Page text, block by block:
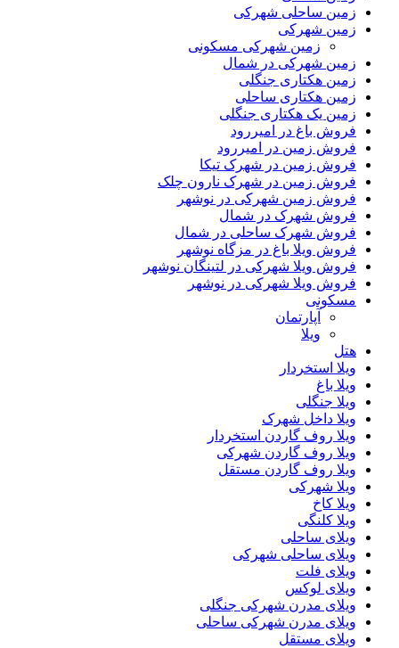
زمین ساحلی شهرکی
زمین شهرکی
زمین شهرکی مسکونی
زمین شهرکی در شمال
زمین هکتاری جنگلی
زمین هکتاری ساحلی
زمین یک هکتاری جنگلی
فروش باغ در امیررود
فروش زمین در امیررود
فروش زمین در شهرک تیکا
فروش زمین در شهرک نارون چلک
فروش زمین شهرکی در نوشهر
فروش شهرک در شمال
فروش شهرک ساحلی در شمال
فروش ویلا باغ در مزگاه نوشهر
فروش ویلا شهرکی در لتینگان نوشهر
فروش ویلا شهرکی در نوشهر
مسکونی
آپارتمان
ویلا
هتل
ویلا استخردار
ویلا باغ
ویلا جنگلی
ویلا داخل شهرک
ویلا روف گاردن استخردار
ویلا روف گاردن شهرکی
ویلا روف گاردن مستقل
ویلا شهرکی
ویلا کاخ
ویلا کلنگی
ویلای ساحلی
ویلای ساحلی شهرکی
ویلای فلت
ویلای لوکس
ویلای مدرن شهرکی جنگلی
ویلای مدرن شهرکی ساحلی
ویلای مستقل